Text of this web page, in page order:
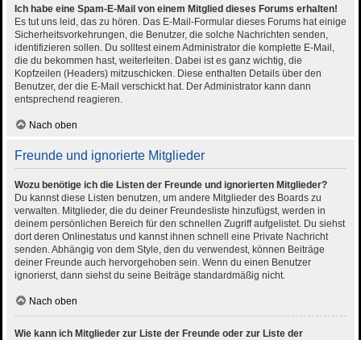
Ich habe eine Spam-E-Mail von einem Mitglied dieses Forums erhalten!
Es tut uns leid, das zu hören. Das E-Mail-Formular dieses Forums hat einige
Sicherheitsvorkehrungen, die Benutzer, die solche Nachrichten senden,
identifizieren sollen. Du solltest einem Administrator die komplette E-Mail,
die du bekommen hast, weiterleiten. Dabei ist es ganz wichtig, die
Kopfzeilen (Headers) mitzuschicken. Diese enthalten Details über den
Benutzer, der die E-Mail verschickt hat. Der Administrator kann dann
entsprechend reagieren.
Nach oben
Freunde und ignorierte Mitglieder
Wozu benötige ich die Listen der Freunde und ignorierten Mitglieder?
Du kannst diese Listen benutzen, um andere Mitglieder des Boards zu
verwalten. Mitglieder, die du deiner Freundesliste hinzufügst, werden in
deinem persönlichen Bereich für den schnellen Zugriff aufgelistet. Du siehst
dort deren Onlinestatus und kannst ihnen schnell eine Private Nachricht
senden. Abhängig von dem Style, den du verwendest, können Beiträge
deiner Freunde auch hervorgehoben sein. Wenn du einen Benutzer
ignorierst, dann siehst du seine Beiträge standardmäßig nicht.
Nach oben
Wie kann ich Mitglieder zur Liste der Freunde oder zur Liste der